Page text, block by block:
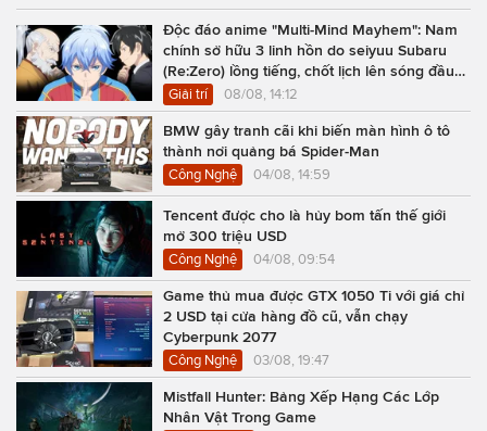
Độc đáo anime "Multi-Mind Mayhem": Nam
chính sở hữu 3 linh hồn do seiyuu Subaru
(Re:Zero) lồng tiếng, chốt lịch lên sóng đầu
năm 2027
Giải trí 08/08, 14:12
BMW gây tranh cãi khi biến màn hình ô tô
thành nơi quảng bá Spider-Man
Công Nghệ 04/08, 14:59
Tencent được cho là hủy bom tấn thế giới
mở 300 triệu USD
Công Nghệ 04/08, 09:54
Game thủ mua được GTX 1050 Ti với giá chỉ
2 USD tại cửa hàng đồ cũ, vẫn chạy
Cyberpunk 2077
Công Nghệ 03/08, 19:47
Mistfall Hunter: Bảng Xếp Hạng Các Lớp
Nhân Vật Trong Game